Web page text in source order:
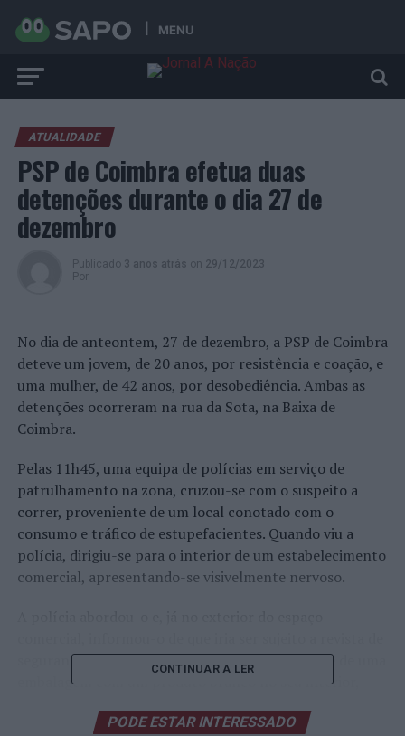
MENU
ATUALIDADE
PSP de Coimbra efetua duas
detenções durante o dia 27 de
dezembro
Publicado 3 anos atrás on 29/12/2023
Por
No dia de anteontem, 27 de dezembro, a PSP de Coimbra
deteve um jovem, de 20 anos, por resistência e coação, e
uma mulher, de 42 anos, por desobediência. Ambas as
detenções ocorreram na rua da Sota, na Baixa de
Coimbra.
Pelas 11h45, uma equipa de polícias em serviço de
patrulhamento na zona, cruzou-se com o suspeito a
correr, proveniente de um local conotado com o
consumo e tráfico de estupefacientes. Quando viu a
polícia, dirigiu-se para o interior de um estabelecimento
comercial, apresentando-se visivelmente nervoso.
segurança. Nesse momento, o suspeito desfez-se de uma
embalagem com um produto branco no seu interior,
fizesse prever, o jovem reagiu de forma violenta e
CONTINUAR A LER
PODE ESTAR INTERESSADO